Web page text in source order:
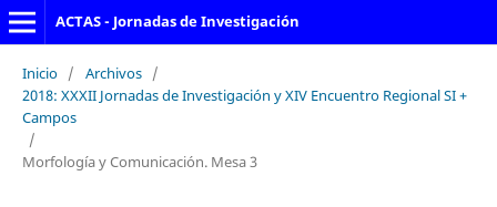
ACTAS - Jornadas de Investigación
Inicio / Archivos /
2018: XXXII Jornadas de Investigación y XIV Encuentro Regional SI +
Campos
/
Morfología y Comunicación. Mesa 3